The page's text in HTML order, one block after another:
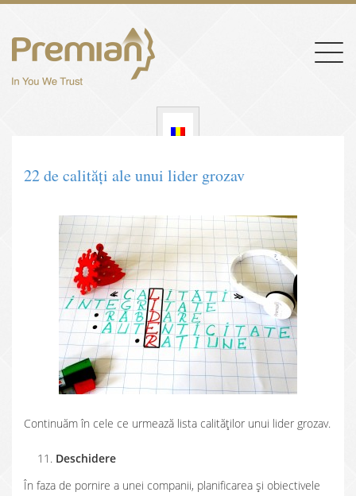
22 de calităţi ale unui lider grozav
Continuăm în cele ce urmează lista calităţilor unui lider grozav.
Deschidere
În faza de pornire a unei companii, planificarea şi obiectivele